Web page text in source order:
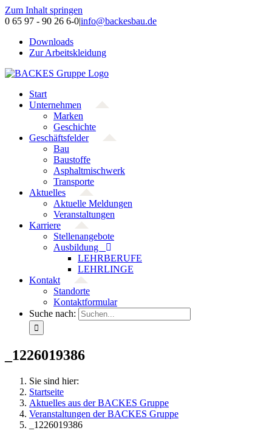
Zum Inhalt springen
0 65 97 - 90 26 6-0|info@backesbau.de
Downloads
Zur Arbeitskleidung
Start
Unternehmen
Marken
Geschichte
Geschäftsfelder
Bau
Baustoffe
Asphaltmischwerk
Transporte
Aktuelles
Aktuelle Meldungen
Veranstaltungen
Karriere
Stellenangebote
Ausbildung
LEHRBERUFE
LEHRLINGE
Kontakt
Standorte
Kontaktformular
Suche nach:
_1226019386
Sie sind hier:
Startseite
Aktuelles aus der BACKES Gruppe
Veranstaltungen der BACKES Gruppe
_1226019386